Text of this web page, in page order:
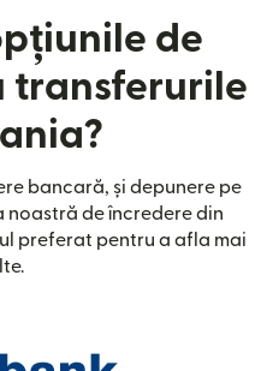
de
transferurile
bancară, și depunere pe
de încredere din
preferat pentru a afla mai